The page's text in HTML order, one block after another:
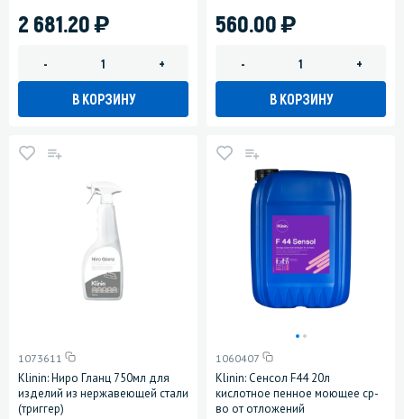
2 681.20)
- +
В КОРЗИНУ
560.00)
- +
В КОРЗИНУ
1073611
Klinin: Ниро Гланц 750мл для
изделий из нержавеющей стали
(триггер)
1060407
Klinin: Сенсол F44 20л
кислотное пенное моющее ср-
во от отложений